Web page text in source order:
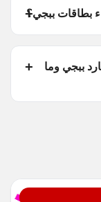
بطاقات ببجي؟
ببجي وما